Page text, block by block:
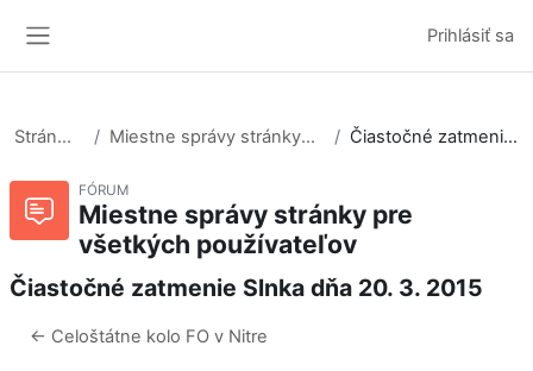
Prihlásiť sa
Stránky portálu Miestne správy stránky pre všetkých používateľov Čiastočné zatmenie Slnka dňa 20. 3. 2015
FÓRUM
Miestne správy stránky pre
všetkých používateľov
Čiastočné zatmenie Slnka dňa 20. 3. 2015
← Celoštátne kolo FO v Nitre